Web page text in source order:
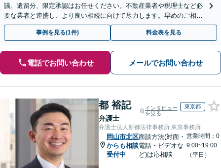
議、遺留分、限定承認はお任せください。不動産業者や税理士など必
要な業者と連携し、より良い相続に向けて尽力します。早めのご相談
が複雑化を防ぐカギとなります【休日相談可】
事例を見る(1件) 料金表を見る
電話でお問い合わせ メールでお問い合わせ
都 裕記
弁護士
インタビュー
を見る
東京都
弁護士法人新都法律事務所 東京事務所
岡山市北区
からも相談
受付中
面談方法(対面・
電話・ビデオな
ど)は応相談
営業時間：0
9:00~19:00
（平日）